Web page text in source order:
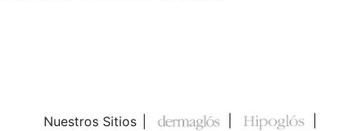
Nuestros Sitios